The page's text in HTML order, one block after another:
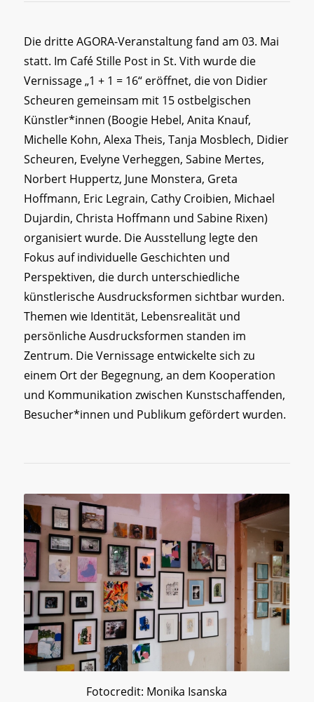
Die dritte AGORA-Veranstaltung fand am 03. Mai
statt. Im Café Stille Post in St. Vith wurde die
Vernissage „1 + 1 = 16“ eröffnet, die von Didier
Scheuren gemeinsam mit 15 ostbelgischen
Künstler*innen (Boogie Hebel, Anita Knauf,
Michelle Kohn, Alexa Theis, Tanja Mosblech, Didier
Scheuren, Evelyne Verheggen, Sabine Mertes,
Norbert Huppertz, June Monstera, Greta
Hoffmann, Eric Legrain, Cathy Croibien, Michael
Dujardin, Christa Hoffmann und Sabine Rixen)
organisiert wurde. Die Ausstellung legte den
Fokus auf individuelle Geschichten und
Perspektiven, die durch unterschiedliche
künstlerische Ausdrucksformen sichtbar wurden.
Themen wie Identität, Lebensrealität und
persönliche Ausdrucksformen standen im
Zentrum. Die Vernissage entwickelte sich zu
einem Ort der Begegnung, an dem Kooperation
und Kommunikation zwischen Kunstschaffenden,
Besucher*innen und Publikum gefördert wurden.
Fotocredit: Monika Isanska